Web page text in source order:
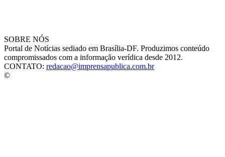
SOBRE NÓS
Portal de Notícias sediado em Brasília-DF. Produzimos conteúdo
compromissados com a informação verídica desde 2012.
CONTATO: redacao@imprensapublica.com.br
©